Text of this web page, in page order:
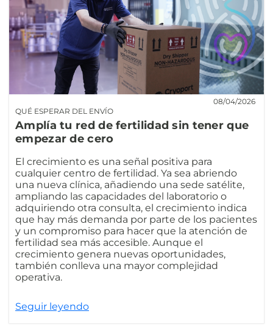
QUÉ ESPERAR DEL ENVÍO
08/04/2026
Amplía tu red de fertilidad sin tener que
empezar de cero
El crecimiento es una señal positiva para
cualquier centro de fertilidad. Ya sea abriendo
una nueva clínica, añadiendo una sede satélite,
ampliando las capacidades del laboratorio o
adquiriendo otra consulta, el crecimiento indica
que hay más demanda por parte de los pacientes
y un compromiso para hacer que la atención de
fertilidad sea más accesible. Aunque el
crecimiento genera nuevas oportunidades,
también conlleva una mayor complejidad
operativa.
Seguir leyendo